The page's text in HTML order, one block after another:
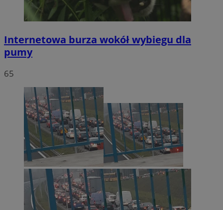
Internetowa burza wokół wybiegu dla
pumy
65